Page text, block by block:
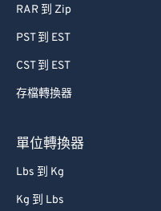
RAR 到 Zip
PST 到 EST
CST 到 EST
存檔轉換器
單位轉換器
Lbs 到 Kg
Kg 到 Lbs